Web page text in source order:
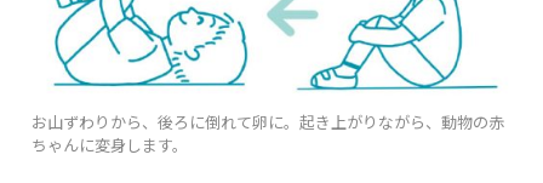
お山ずわりから、後ろに倒れて卵に。起き上がりながら、動物の赤
ちゃんに変身します。